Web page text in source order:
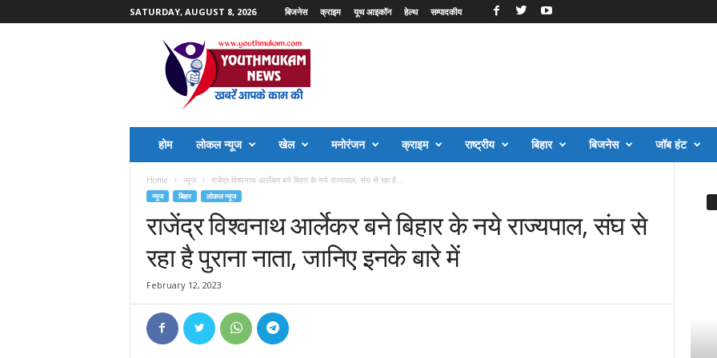
SATURDAY, AUGUST 8, 2026 बिजनेस क्राइम यूथ आइकॉन हेल्थ सम्पादकीय
होम लोकल न्यूज खेल मनोरंजन क्राइम राष्ट्रीय बिहार बिजनेस जॉब हंट
Home न्यूज राजेंद्र विश्वनाथ आर्लेकर बने बिहार के नये राज्यपाल, संघ से रहा है...
न्यूज बिहार लोकल न्यूज
राजेंद्र विश्वनाथ आर्लेकर बने बिहार के नये राज्यपाल, संघ से
रहा है पुराना नाता, जानिए इनके बारे में
February 12, 2023